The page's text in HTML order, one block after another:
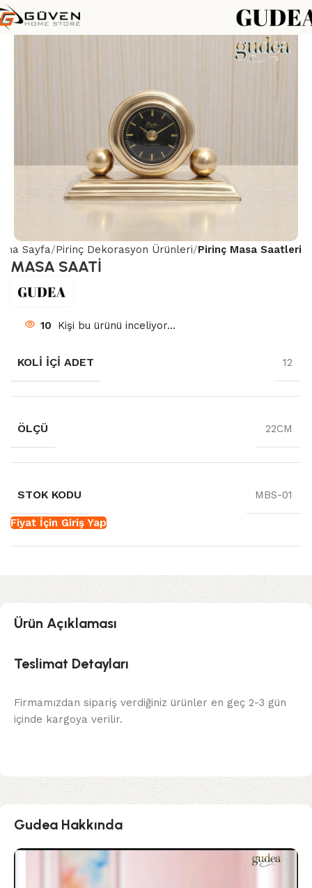
Sayfa Pirinç Dekorasyon Ürünleri Pirinç Masa Saatleri
MASA SAATİ
10 Kişi bu ürünü inceliyor...
KOLI İÇI ADET 12
ÖLÇÜ 22CM
STOK KODU MBS-01
Fiyat İçin Giriş Yap
Ürün Açıklaması
Teslimat Detayları
Firmamızdan sipariş verdiğiniz ürünler en geç 2-3 gün
içinde kargoya verilir.
Gudea Hakkında